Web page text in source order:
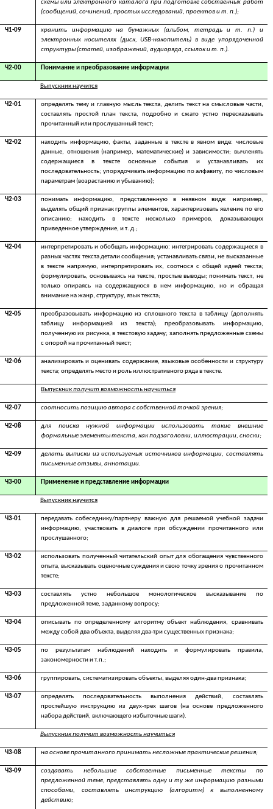
схемы или электронного каталога при подготовке собственных работ
(сообщений, сочинений, простых исследований, проектов и т. п.);
Ч1-09
хранить информацию на бумажных (альбом, тетрадь и т. п.) и
электронных носителях (диск, USB-накопитель) в виде упорядоченной
структуры (статей, изображений, аудиоряда, ссылок и т. п.).
Ч2-00 Понимание и преобразование информации
Выпускник научится
Ч2-01
определять тему и главную мысль текста, делить текст на смысловые части,
составлять простой план текста, подробно и сжато устно пересказывать
прочитанный или прослушанный текст;
Ч2-02
находить информацию, факты, заданные в тексте в явном виде: числовые
данные, отношения (например, математические) и зависимости; вычленять
содержащиеся в тексте основные события и устанавливать их
последовательность; упорядочивать информацию по алфавиту, по числовым
параметрам (возрастанию и убыванию);
Ч2-03
понимать информацию, представленную в неявном виде: например,
выделять общий признак группы элементов, характеризовать явление по его
описанию; находить в тексте несколько примеров, доказывающих
приведенное утверждение, и т. д.;
Ч2-04
интерпретировать и обобщать информацию: интегрировать содержащиеся в
разных частях текста детали сообщения; устанавливать связи, не высказанные
в тексте напрямую, интерпретировать их, соотнося с общей идеей текста;
формулировать, основываясь на тексте, простые выводы; понимать текст, не
только опираясь на содержащуюся в нем информацию, но и обращая
внимание на жанр, структуру, язык текста;
Ч2-05
преобразовывать информацию из сплошного текста в таблицу (дополнять
таблицу информацией из текста); преобразовывать информацию,
полученную из рисунка, в текстовую задачу; заполнять предложенные схемы
с опорой на прочитанный текст;
Ч2-06
анализировать и оценивать содержание, языковые особенности и структуру
текста; определять место и роль иллюстративного ряда в тексте.
Выпускник получит возможность научиться
Ч2-07 соотносить позицию автора с собственной точкой зрения;
Ч2-08
для поиска нужной информации использовать такие внешние
формальные элементы текста, как подзаголовки, иллюстрации, сноски;
Ч2-09
делать выписки из используемых источников информации, составлять
письменные отзывы, аннотации.
Ч3-00 Применение и представление информации
Выпускник научится
Ч3-01
передавать собеседнику/партнеру важную для решаемой учебной задачи
информацию, участвовать в диалоге при обсуждении прочитанного или
прослушанного;
Ч3-02
использовать полученный читательский опыт для обогащения чувственного
опыта, высказывать оценочные суждения и свою точку зрения о прочитанном
тексте;
Ч3-03
составлять устно небольшое монологическое высказывание по
предложенной теме, заданному вопросу;
Ч3-04
описывать по определенному алгоритму объект наблюдения, сравнивать
между собой два объекта, выделяя два-три существенных признака;
Ч3-05
по результатам наблюдений находить и формулировать правила,
закономерности и т.п.;
Ч3-06 группировать, систематизировать объекты, выделяя один-два признака;
Ч3-07
определять последовательность выполнения действий, составлять
простейшую инструкцию из двух-трех шагов (на основе предложенного
набора действий, включающего избыточные шаги).
Выпускник получит возможность научиться
Ч3-08 на основе прочитанного принимать несложные практические решения;
Ч3-09
создавать небольшие собственные письменные тексты по
предложенной теме, представлять одну и ту же информацию разными
способами, составлять инструкцию (алгоритм) к выполненному
действию;